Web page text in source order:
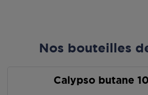
Nos bouteilles
Calypso butane